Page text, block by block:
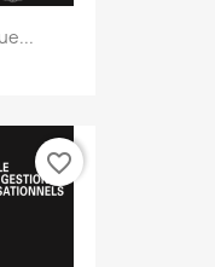
favorite_border